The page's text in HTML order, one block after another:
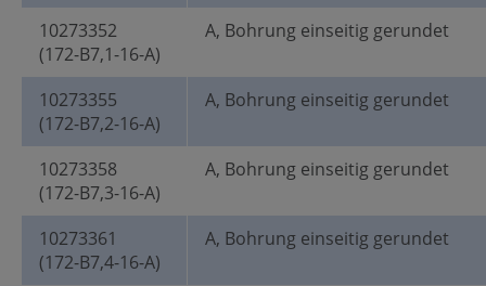
10273352
(172-B7,1-16-A)
A, Bohrung einseitig gerundet
10273355
(172-B7,2-16-A)
A, Bohrung einseitig gerundet
10273358
(172-B7,3-16-A)
A, Bohrung einseitig gerundet
10273361
(172-B7,4-16-A)
A, Bohrung einseitig gerundet